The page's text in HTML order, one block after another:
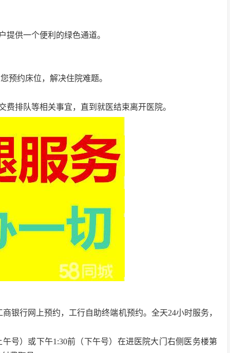
提供一个便利的绿色通道。
预约床位，解决住院难题。
排队等相关事宜，直到就医结束离开医院。
银行网上预约，工行自助终端机预约。全天24小时服务，
号）或下午1:30前（下午号）在进医院大门右侧医务楼第